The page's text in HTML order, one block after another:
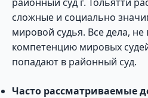
сложные и социально
мировой судья. Все дела,
компетенцию мировых
попадают в районный суд.
Часто рассматриваемые